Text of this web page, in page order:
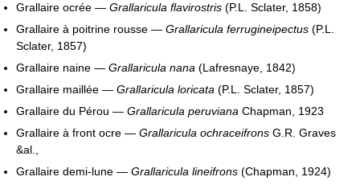
Grallaire ocrée — Grallaricula flavirostris (P.L. Sclater, 1858)
Grallaire à poitrine rousse — Grallaricula ferrugineipectus (P.L.
Sclater, 1857)
Grallaire naine — Grallaricula nana (Lafresnaye, 1842)
Grallaire maillée — Grallaricula loricata (P.L. Sclater, 1857)
Grallaire du Pérou — Grallaricula peruviana Chapman, 1923
Grallaire à front ocre — Grallaricula ochraceifrons G.R. Graves
&al.,
Grallaire demi-lune — Grallaricula lineifrons (Chapman, 1924)